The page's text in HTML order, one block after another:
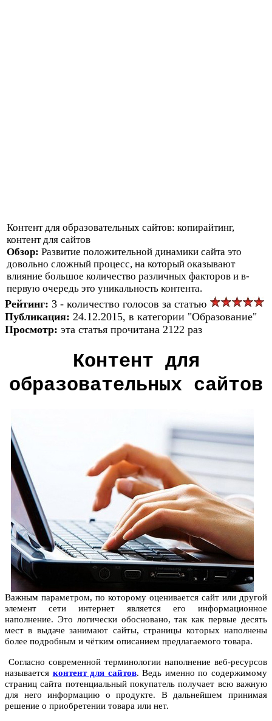
Контент для образовательных сайтов: копирайтинг,
контент для сайтов
Обзор: Развитие положительной динамики сайта это
довольно сложный процесс, на который оказывают
влияние большое количество различных факторов и в-
первую очередь это уникальность контента.
Рейтинг: 3 - количество голосов за статью
Публикация: 24.12.2015, в категории "Образование"
Просмотр: эта статья прочитана 2122 раз
Контент для
образовательных сайтов
Важным параметром, по которому оценивается сайт или другой
элемент сети интернет является его информационное
наполнение. Это логически обосновано, так как первые десять
мест в выдаче занимают сайты, страницы которых наполнены
более подробным и чётким описанием предлагаемого товара.
Согласно современной терминологии наполнение веб-ресурсов
называется контент для сайтов. Ведь именно по содержимому
страниц сайта потенциальный покупатель получает всю важную
для него информацию о продукте. В дальнейшем принимая
решение о приобретении товара или нет.